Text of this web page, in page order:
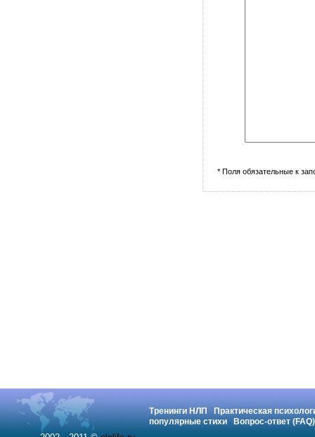
* Поля обязательные к
Тренинги НЛП
Практическая
популярные стихи
Вопрос-ответ (FAQ)